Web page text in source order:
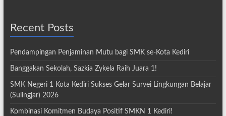
Recent Posts
Pendampingan Penjaminan Mutu bagi SMK se-Kota Kediri
Banggakan Sekolah, Sazkia Zykela Raih Juara 1!
SMK Negeri 1 Kota Kediri Sukses Gelar Survei Lingkungan Belajar
(Sulingjar) 2026
Kombinasi Komitmen Budaya Positif SMKN 1 Kediri!